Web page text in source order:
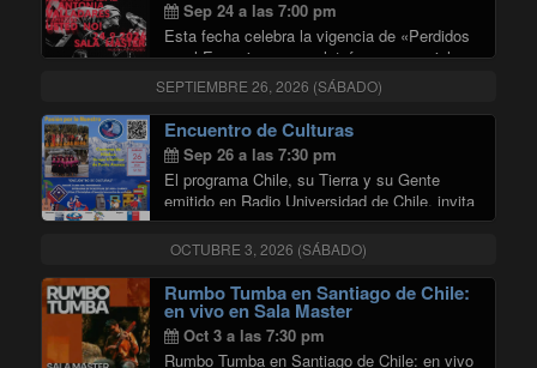
ANTONIA VALLADARES +
APERTURA POR USTED NO! EN
SALA MASTER
Sep 24 a las 7:00 pm
Esta fecha celebra la vigencia de «Perdidos
en el Espacio» como plataforma esencial
para la difusión de nuevos lenguajes
musicales en Chile. El concierto propone un
encuentro sonoro con la participación del trío
de improvisación …Continuar leyendo
SEPTIEMBRE 26, 2026 (SÁBADO)
Encuentro de Culturas
Sep 26 a las 7:30 pm
El programa Chile, su Tierra y su Gente
emitido en Radio Universidad de Chile, invita
a ser parte del “Encuentro de Culturas”, un
contrapunto entre los cantos y danzas de
Chiloé y el canto campesino …
Continuar leyendo "Encuentro de Culturas"
OCTUBRE 3, 2026 (SÁBADO)
Rumbo Tumba en Santiago de Chile:
en vivo en Sala Master
Oct 3 a las 7:30 pm
Rumbo Tumba en Santiago de Chile: en vivo